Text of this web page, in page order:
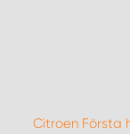
Citroen Första